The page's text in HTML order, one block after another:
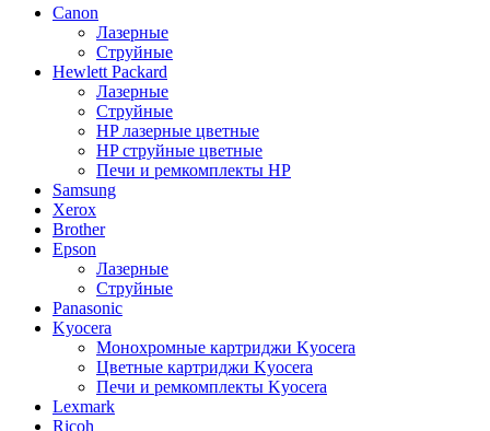
Canon
Лазерные
Струйные
Hewlett Packard
Лазерные
Струйные
HP лазерные цветные
HP струйные цветные
Печи и ремкомплекты HP
Samsung
Xerox
Brother
Epson
Лазерные
Струйные
Panasonic
Kyocera
Монохромные картриджи Kyocera
Цветные картриджи Kyocera
Печи и ремкомплекты Kyocera
Lexmark
Ricoh